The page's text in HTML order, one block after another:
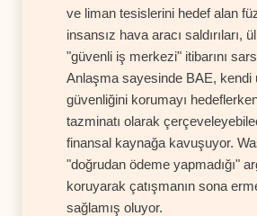
ve liman tesislerini hedef alan
insansız hava aracı saldırıları,
"güvenli iş merkezi" itibarını
Anlaşma sayesinde BAE, kendi
güvenliğini korumayı
tazminatı olarak
finansal kaynağa kavuşuyor.
"doğrudan ödeme yapmadığı"
koruyarak çatışmanın sona
sağlamış oluyor.